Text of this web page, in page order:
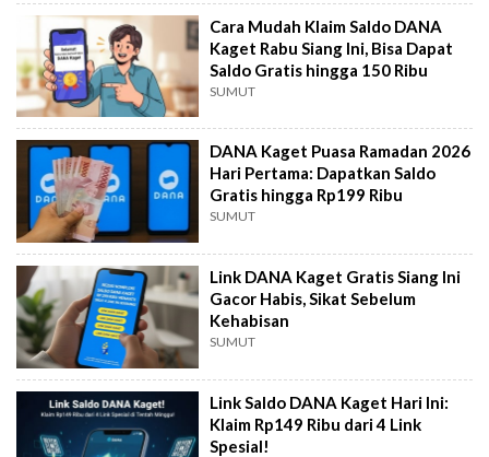
Cara Mudah Klaim Saldo DANA
Kaget Rabu Siang Ini, Bisa Dapat
Saldo Gratis hingga 150 Ribu
SUMUT
DANA Kaget Puasa Ramadan 2026
Hari Pertama: Dapatkan Saldo
Gratis hingga Rp199 Ribu
SUMUT
Link DANA Kaget Gratis Siang Ini
Gacor Habis, Sikat Sebelum
Kehabisan
SUMUT
Link Saldo DANA Kaget Hari Ini:
Klaim Rp149 Ribu dari 4 Link
Spesial!